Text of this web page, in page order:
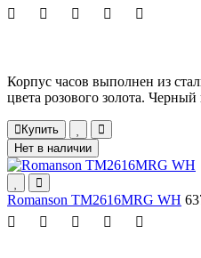
Корпус часов выполнен из
цвета розового золота.
Купить
Нет в наличии
Romanson TM2616MRG WH